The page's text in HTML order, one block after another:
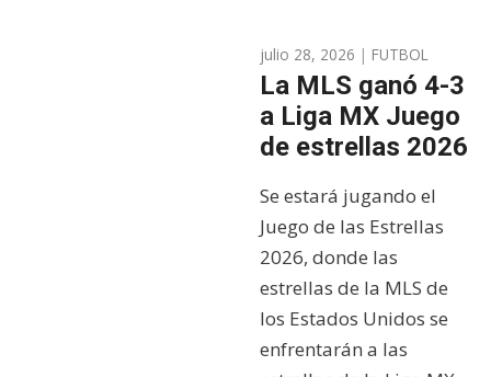
La MLS ganó 4-3
a Liga MX Juego
de estrellas 2026
julio 28, 2026 | FUTBOL
Se estará jugando el
Juego de las Estrellas
2026, donde las
estrellas de la MLS de
los Estados Unidos se
enfrentarán a las